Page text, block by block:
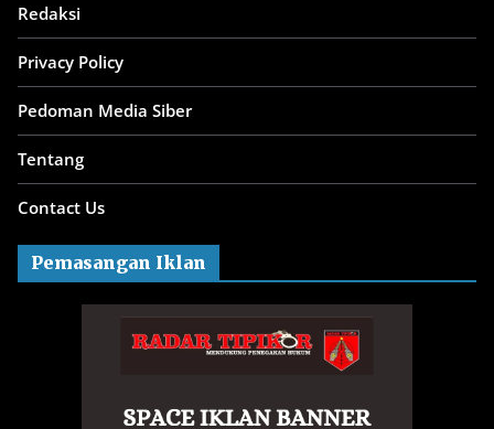
Redaksi
Privacy Policy
Pedoman Media Siber
Tentang
Contact Us
Pemasangan Iklan